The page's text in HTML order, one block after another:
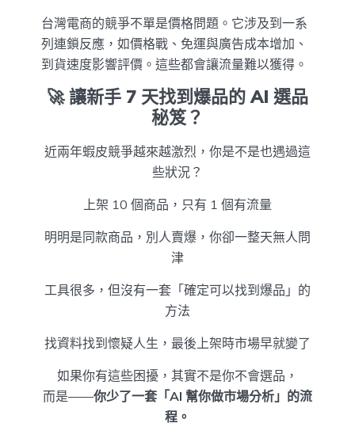
台灣電商的競爭不單是價格問題。它涉及到一系
列連鎖反應，如價格戰、免運與廣告成本增加、
到貨速度影響評價。這些都會讓流量難以獲得。
🚀 讓新手 7 天找到爆品的 AI 選品
秘笈？
近兩年蝦皮競爭越來越激烈，你是不是也遇過這
些狀況？
上架 10 個商品，只有 1 個有流量
明明是同款商品，別人賣爆，你卻一整天無人問
津
工具很多，但沒有一套「確定可以找到爆品」的
方法
找資料找到懷疑人生，最後上架時市場早就變了
如果你有這些困擾，其實不是你不會選品，
而是——你少了一套「AI 幫你做市場分析」的流
程。